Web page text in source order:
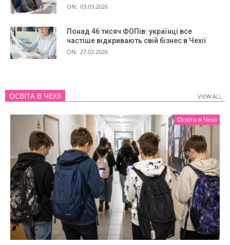
ON: 03.03.2026
Понад 46 тисяч ФОПів: українці все
частіше відкривають свій бізнес в Чехії
ON: 27.02.2026
ОСВІТА В ЧЕХІЇ VIEW ALL
Освіта в Чехії
VIEW ALL